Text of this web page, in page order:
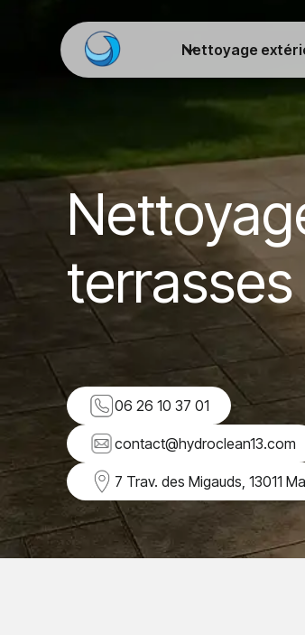
Nettoyage
06 26 10 37 01
contact@hydroclean13.com
7 Trav. des Migauds, 13011